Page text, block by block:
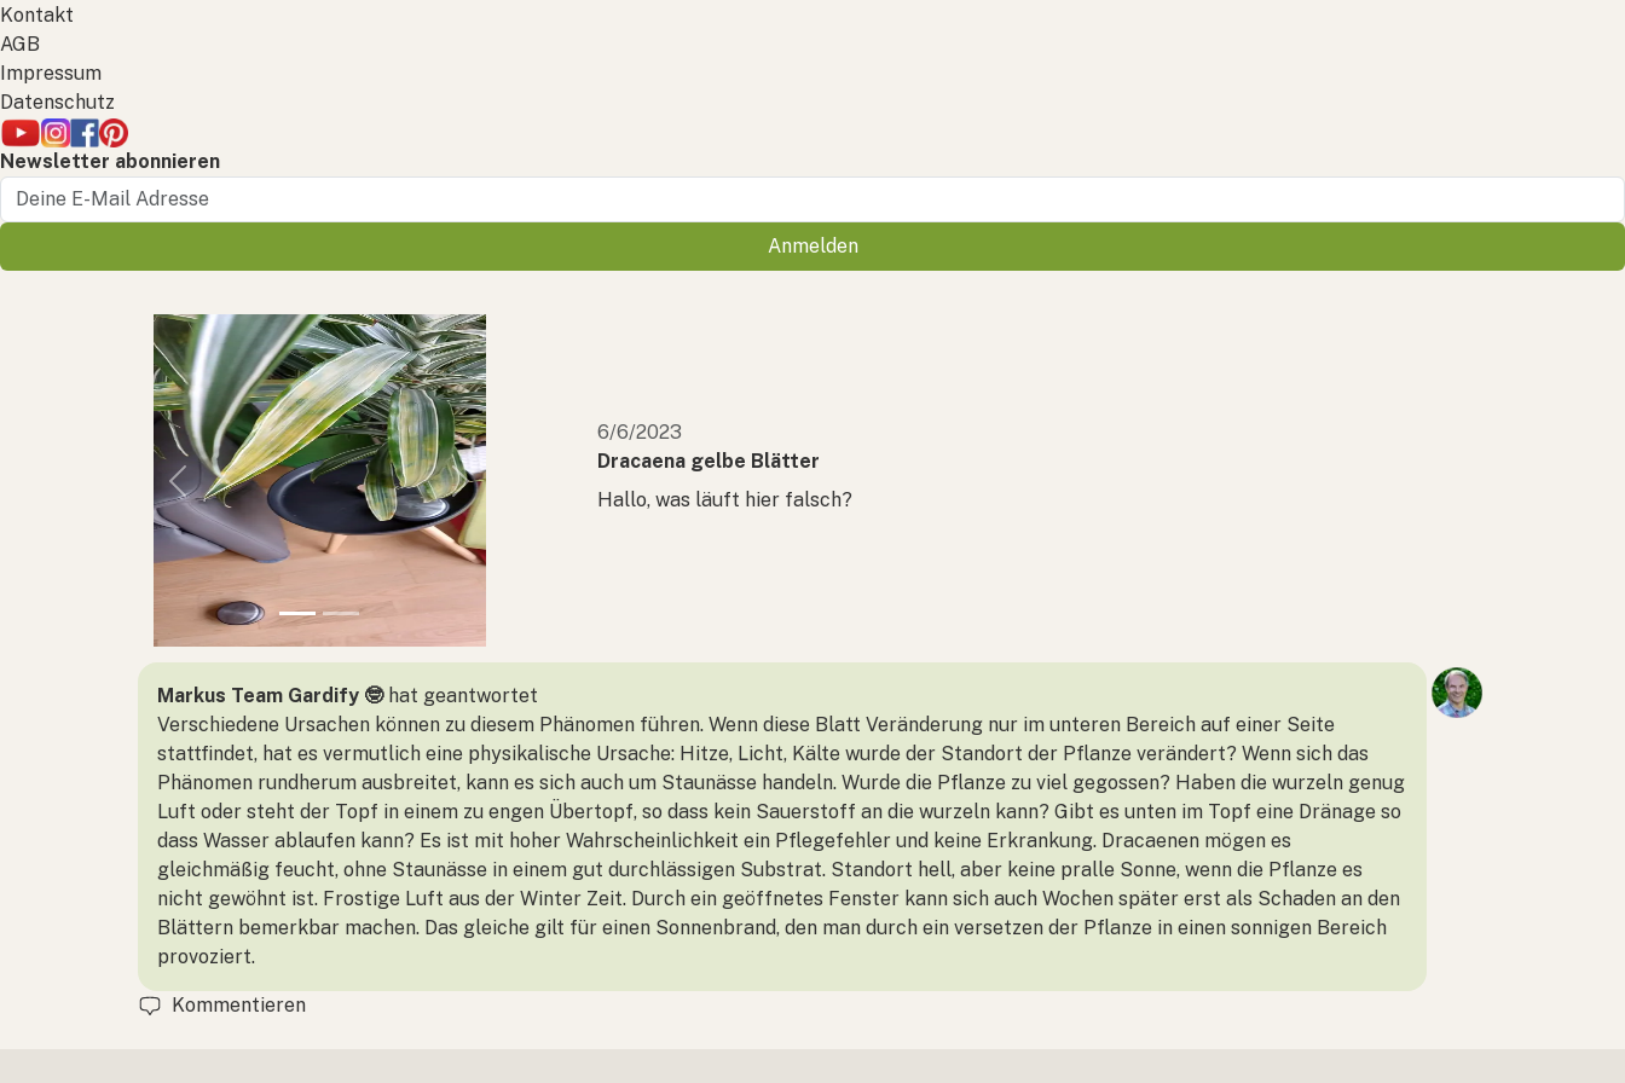
Kontakt
AGB
Impressum
Datenschutz
Newsletter abonnieren
Anmelden
Previous Next
6/6/2023
Dracaena gelbe Blätter
Hallo, was läuft hier falsch?
Markus Team Gardify 🤓hat geantwortet
Verschiedene Ursachen können zu diesem Phänomen führen. Wenn diese Blatt Veränderung nur im unteren Bereich auf einer Seite
stattfindet, hat es vermutlich eine physikalische Ursache: Hitze, Licht, Kälte wurde der Standort der Pflanze verändert? Wenn sich das
Phänomen rundherum ausbreitet, kann es sich auch um Staunässe handeln. Wurde die Pflanze zu viel gegossen? Haben die wurzeln genug
Luft oder steht der Topf in einem zu engen Übertopf, so dass kein Sauerstoff an die wurzeln kann? Gibt es unten im Topf eine Dränage so
dass Wasser ablaufen kann? Es ist mit hoher Wahrscheinlichkeit ein Pflegefehler und keine Erkrankung. Dracaenen mögen es
gleichmäßig feucht, ohne Staunässe in einem gut durchlässigen Substrat. Standort hell, aber keine pralle Sonne, wenn die Pflanze es
nicht gewöhnt ist. Frostige Luft aus der Winter Zeit. Durch ein geöffnetes Fenster kann sich auch Wochen später erst als Schaden an den
Blättern bemerkbar machen. Das gleiche gilt für einen Sonnenbrand, den man durch ein versetzen der Pflanze in einen sonnigen Bereich
provoziert.
Kommentieren